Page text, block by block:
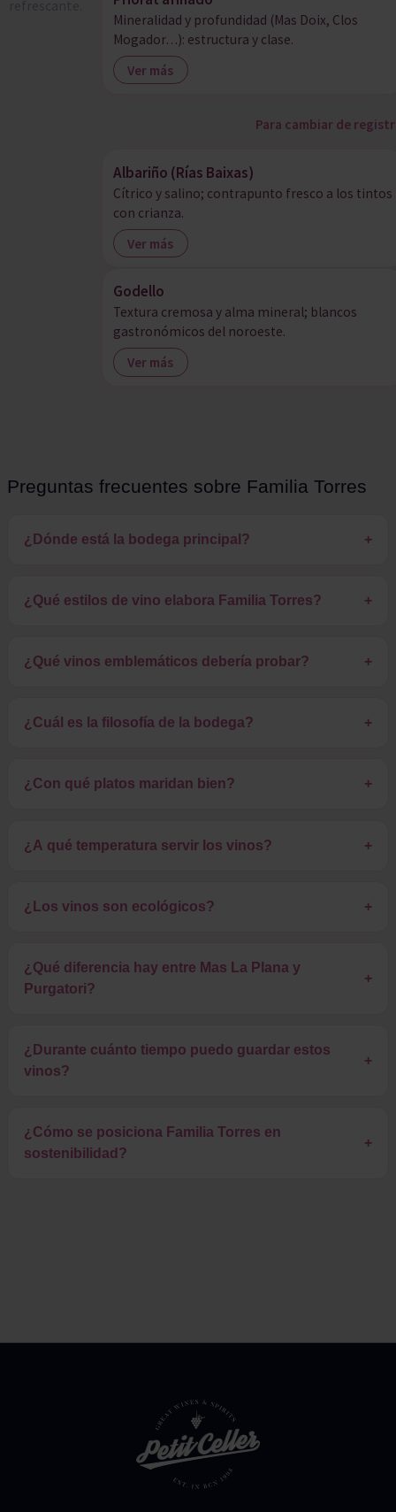
Mineralidad y profundidad (Mas Doix, Clos
Mogador…): estructura y clase.
Ver más
Para cambiar de
Albariño (Rías Baixas)
Cítrico y salino; contrapunto fresco a los tintos
con crianza.
Ver más
Godello
Textura cremosa y alma mineral; blancos
gastronómicos del noroeste.
Ver más
Preguntas frecuentes sobre Familia Torres
¿Dónde está la bodega principal? +
¿Qué estilos de vino elabora Familia Torres? +
¿Qué vinos emblemáticos debería probar? +
¿Cuál es la filosofía de la bodega? +
¿Con qué platos maridan bien? +
¿A qué temperatura servir los vinos? +
¿Los vinos son ecológicos? +
¿Qué diferencia hay entre Mas La Plana y
Purgatori?
+
¿Durante cuánto tiempo puedo guardar estos
vinos?
+
¿Cómo se posiciona Familia Torres en
sostenibilidad?
+